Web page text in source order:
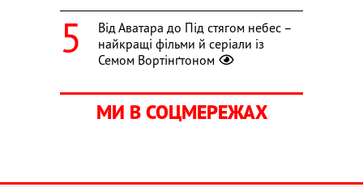
Від Аватара до Під стягом небес –
найкращі фільми й серіали із
Семом Вортінґтоном
МИ В СОЦМЕРЕЖАХ